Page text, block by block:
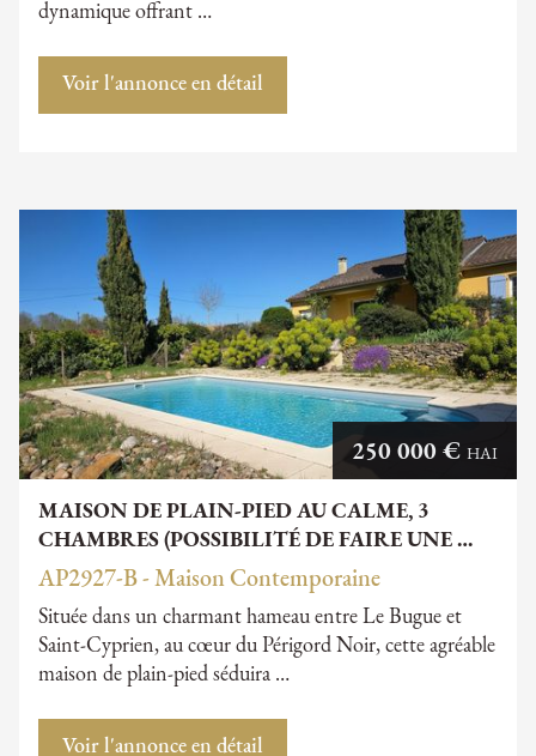
dynamique offrant …
Voir l'annonce en détail
MAISON DE PLAIN-PIED AU CALME, 3
CHAMBRES (POSSIBILITÉ DE FAIRE UNE …
250 000 € HAI
AP2927-B - Maison Contemporaine
Située dans un charmant hameau entre Le Bugue et
Saint-Cyprien, au cœur du Périgord Noir, cette agréable
maison de plain-pied séduira …
Voir l'annonce en détail